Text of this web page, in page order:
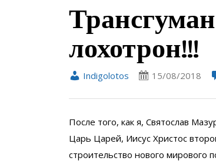
лохотрон!!!
Indigolotos 15/08/2018
После того, как я, Святослав
Царь Царей, Иисус Христос
строительство нового мирового